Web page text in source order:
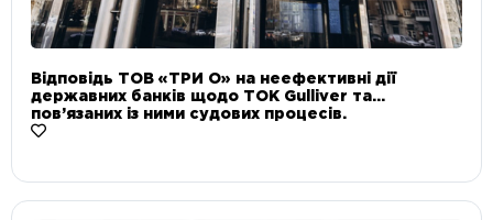
Відповідь ТОВ «ТРИ О» на неефективні дії
державних банків щодо ТОК Gulliver та
пов’язаних із ними судових процесів.